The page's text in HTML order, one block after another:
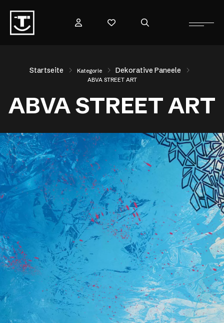
Startseite Kategorie Dekorative Paneele
ABVA STREET ART
ABVA STREET ART